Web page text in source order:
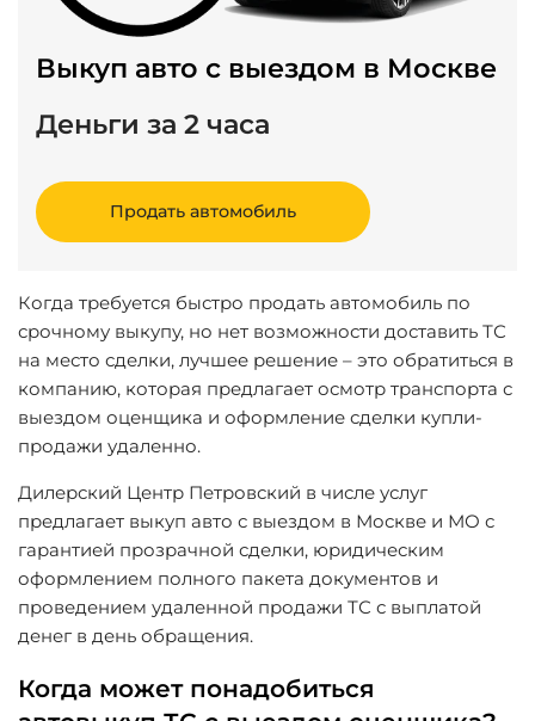
Выкуп авто с выездом в Москве
Деньги за 2 часа
Продать автомобиль
Когда требуется быстро продать автомобиль по
срочному выкупу, но нет возможности доставить ТС
на место сделки, лучшее решение – это обратиться в
компанию, которая предлагает осмотр транспорта с
выездом оценщика и оформление сделки купли-
продажи удаленно.
Дилерский Центр Петровский в числе услуг
предлагает выкуп авто с выездом в Москве и МО с
гарантией прозрачной сделки, юридическим
оформлением полного пакета документов и
проведением удаленной продажи ТС с выплатой
денег в день обращения.
Когда может понадобиться